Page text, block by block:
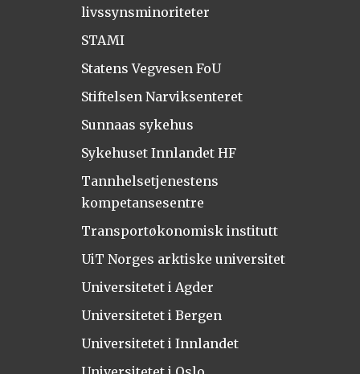
livssynsminoriteter
STAMI
Statens Vegvesen FoU
Stiftelsen Narviksenteret
Sunnaas sykehus
Sykehuset Innlandet HF
Tannhelsetjenestens
kompetansesentre
Transportøkonomisk institutt
UiT Norges arktiske universitet
Universitetet i Agder
Universitetet i Bergen
Universitetet i Innlandet